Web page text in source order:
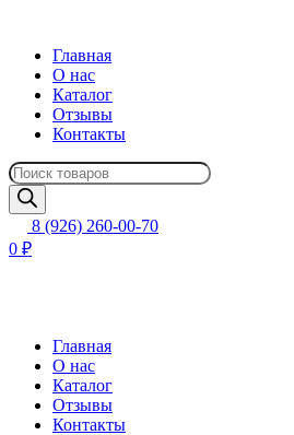
Главная
О нас
Каталог
Отзывы
Контакты
Поиск
товаров
8 (926) 260-00-70
0 ₽
Главная
О нас
Каталог
Отзывы
Контакты